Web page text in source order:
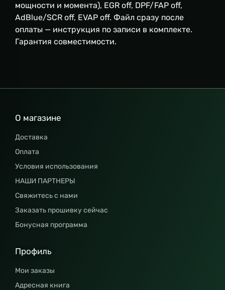
мощности и момента), EGR off, DPF/FAP off,
AdBlue/SCR off, EVAP off. Файл сразу после
оплаты — инструкция по записи в комплекте.
Гарантия совместимости.
О магазине
Доставка
Оплата
Условия использования
НАШИ ПАРТНЕРЫ
Свяжитесь с нами
Заказать прошивку сейчас
Бонусная программа
Профиль
Мои заказы
Адресная книга